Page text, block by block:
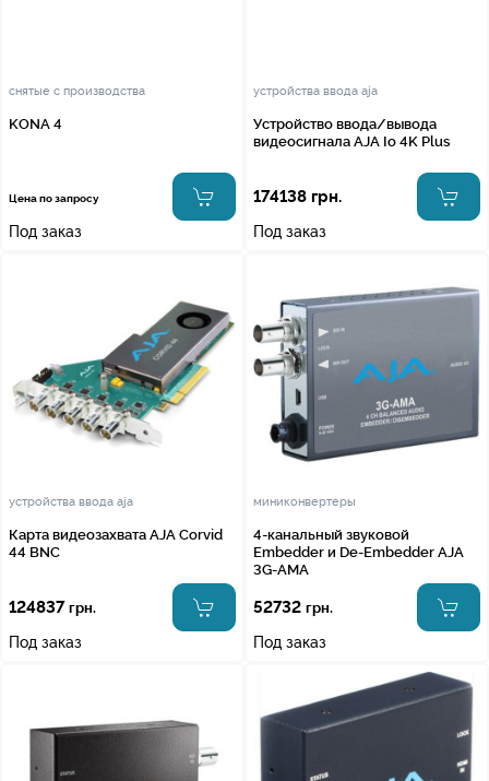
снятые с производства
KONA 4
Цена по запросу
Под заказ
устройства ввода aja
Устройство ввода/вывода
видеосигнала AJA Io 4K Plus
174138 грн.
Под заказ
устройства ввода aja
Карта видеозахвата AJA Corvid
44 BNC
124837 грн.
Под заказ
миниконвертеры
4-канальный звуковой
Embedder и De-Embedder AJA
3G-AMA
52732 грн.
Под заказ